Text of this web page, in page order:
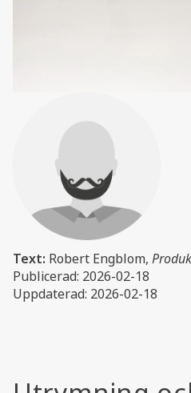
Text: Robert Engblom,
Publicerad: 2026-02-18
Uppdaterad: 2026-02-18